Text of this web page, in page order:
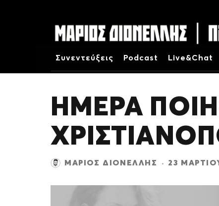
Συνεντεύξεις Podcast Live&Chat
ΗΜΕΡΑ
ΜΆΡΙΟΣ ΔΙΟΝΈΛΛΗΣ · 23